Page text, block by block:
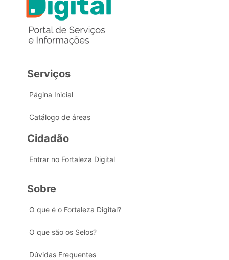
Serviços
Página Inicial
Catálogo de áreas
Cidadão
Entrar no Fortaleza Digital
Sobre
O que é o Fortaleza Digital?
O que são os Selos?
Dúvidas Frequentes